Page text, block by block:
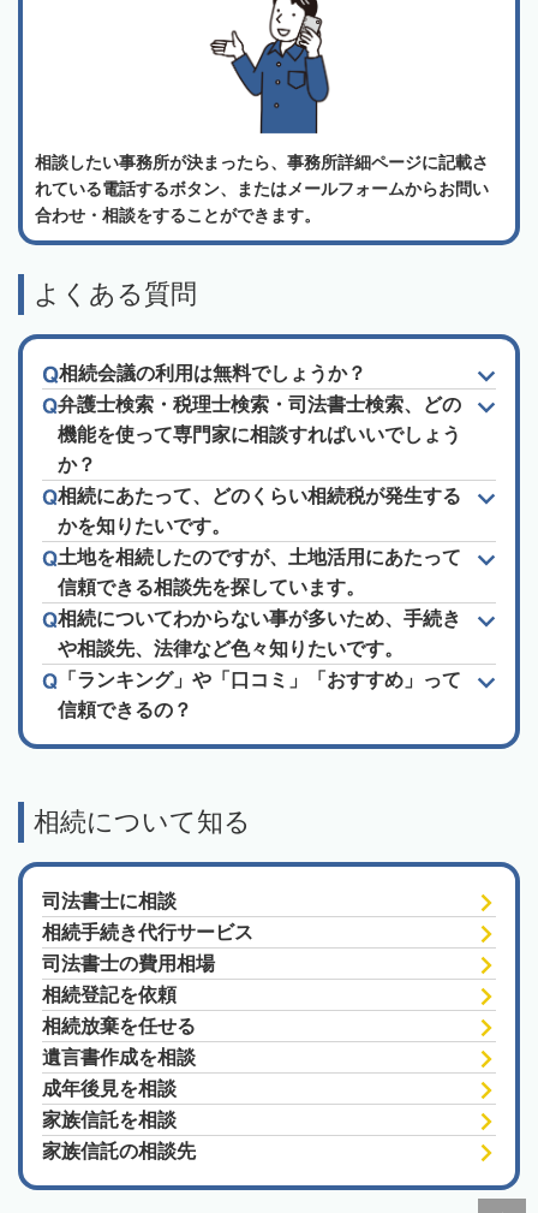
相談したい事務所が決まったら、事務所詳細ページに記載さ
れている電話するボタン、またはメールフォームからお問い
合わせ・相談をすることができます。
よくある質問
相続会議の利用は無料でしょうか？
弁護士検索・税理士検索・司法書士検索、どの
機能を使って専門家に相談すればいいでしょう
か？
相続にあたって、どのくらい相続税が発生する
かを知りたいです。
土地を相続したのですが、土地活用にあたって
信頼できる相談先を探しています。
相続についてわからない事が多いため、手続き
や相談先、法律など色々知りたいです。
「ランキング」や「口コミ」「おすすめ」って
信頼できるの？
相続について知る
司法書士に相談
相続手続き代行サービス
司法書士の費用相場
相続登記を依頼
相続放棄を任せる
遺言書作成を相談
成年後見を相談
家族信託を相談
家族信託の相談先